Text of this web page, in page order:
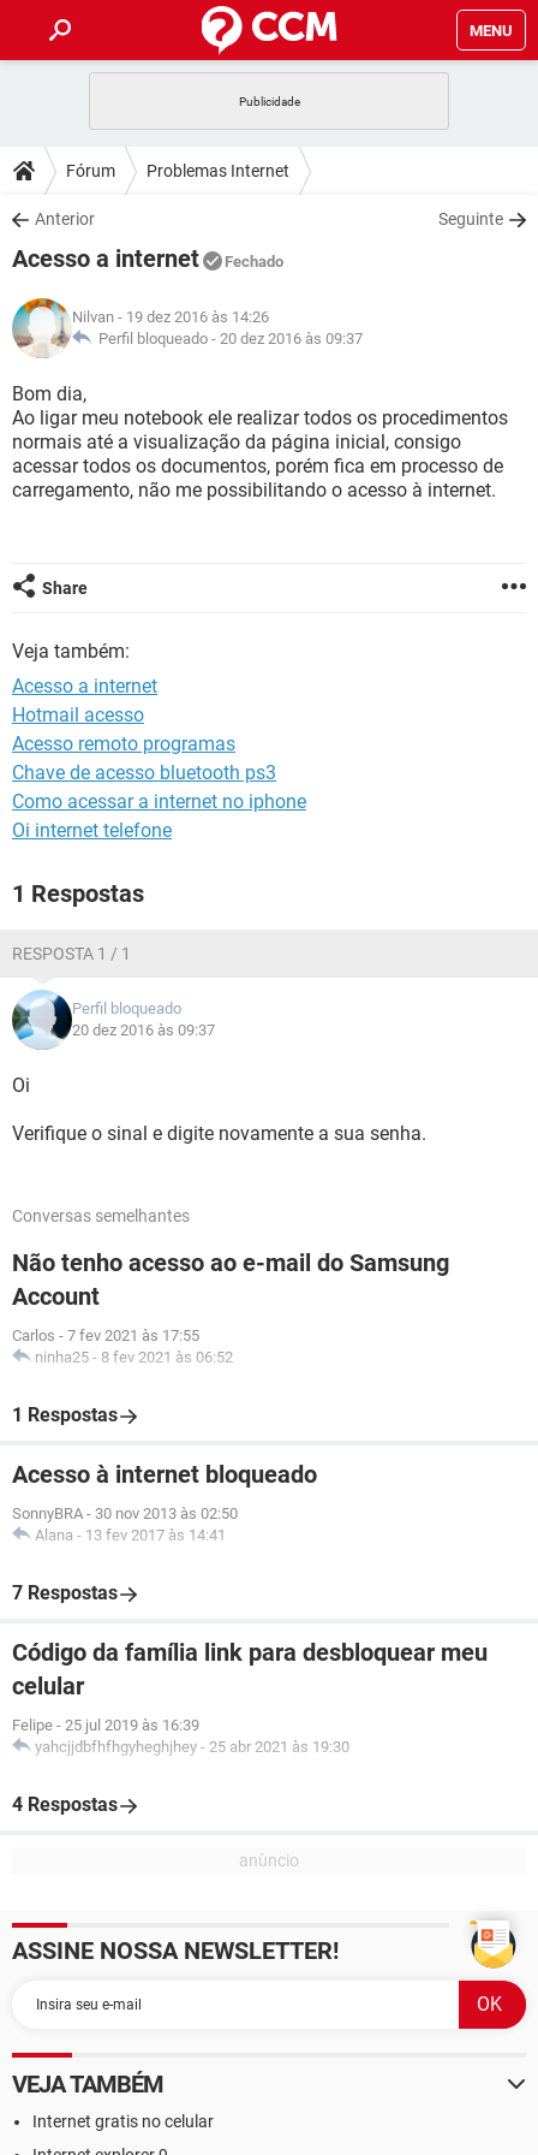
MENU
CELULAR FACEBOOK
OUTLOOK
INSTAGRAM
GUIA DE COMPRAS
DICAS
JOGOS WHATSAPP
INSTAGRAM
GUIA DE COMPRAS
DOWNLOADS
JOGOS
CELULAR
OUTLOOK EXCEL
INSTAGRAM
GUIA DE COMPRAS
JOGOS
CELULAR
OUTLOOK
INSTAGRAM GMAIL
GUIA DE COMPRAS
GLOSSÁRIO
JOGOS
CELULAR FACEBOOK
OUTLOOK EXCEL
INSTAGRAM
Fórum Problemas Internet
Anterior Seguinte
Acesso a internet Fechado
Nilvan - 19 dez 2016 às 14:26
Perfil bloqueado - 20 dez 2016 às 09:37
Bom dia,
Ao ligar meu notebook ele realizar todos os procedimentos
normais até a visualização da página inicial, consigo
acessar todos os documentos, porém fica em processo de
carregamento, não me possibilitando o acesso à internet.
Share
Veja também:
Acesso a internet
Hotmail acesso
Acesso remoto programas
Chave de acesso bluetooth ps3
Como acessar a internet no iphone
Oi internet telefone
1 Respostas
RESPOSTA 1 / 1
Perfil bloqueado
20 dez 2016 às 09:37
Oi
Verifique o sinal e digite novamente a sua senha.
Conversas semelhantes
Não tenho acesso ao e-mail do Samsung
Account
Carlos - 7 fev 2021 às 17:55
ninha25 - 8 fev 2021 às 06:52
1 Respostas
Acesso à internet bloqueado
SonnyBRA - 30 nov 2013 às 02:50
Alana - 13 fev 2017 às 14:41
7 Respostas
Código da família link para desbloquear meu
celular
Felipe - 25 jul 2019 às 16:39
yahcjjdbfhfhgyheghjhey - 25 abr 2021 às 19:30
4 Respostas
ASSINE NOSSA NEWSLETTER!
VEJA TAMBÉM
Internet gratis no celular